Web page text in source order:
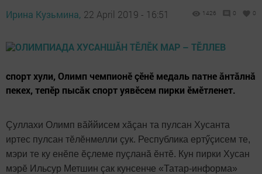
Ирина Кузьмина, 22 April 2019 - 16:51 1426 0 0
спорт хули, Олимп чемпионӗ çӗнӗ медаль патне ăнтăлнă
пекех, тепӗр пысăк спорт уявӗсем пирки ӗмӗтленет.
Çуллахи Олимп вăййисем хăçан та пулсан Хусанта
иртес пулсан тӗлӗнмелли çук. Республика ертӳçисем те,
мэри те ку енӗпе ӗçлеме пуçланă ӗнтӗ. Кун пирки Хусан
мэрӗ Ильсур Метшин çак кунсенче «Татар-информа»